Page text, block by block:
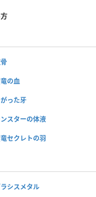
の血
った牙
スターの体液
セクレトの羽
シスメタル